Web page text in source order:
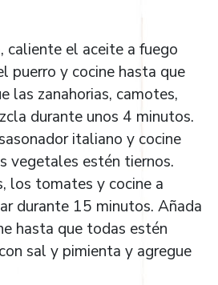
caliente el aceite a fuego
puerro y cocine hasta que
las zanahorias, camotes,
durante unos 4 minutos.
italiano y cocine
vegetales estén tiernos.
los tomates y cocine a
durante 15 minutos. Añada
hasta que todas estén
sal y pimienta y agregue